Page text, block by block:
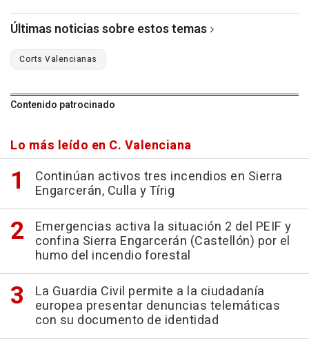
Últimas noticias sobre estos temas
Corts Valencianas
Contenido patrocinado
Lo más leído en C. Valenciana
Continúan activos tres incendios en Sierra
Engarcerán, Culla y Tírig
Emergencias activa la situación 2 del PEIF y
confina Sierra Engarcerán (Castellón) por el
humo del incendio forestal
La Guardia Civil permite a la ciudadanía
europea presentar denuncias telemáticas
con su documento de identidad